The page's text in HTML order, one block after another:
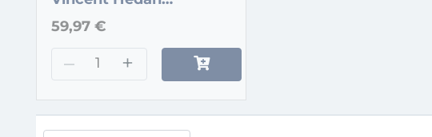
(Dreams)
59,97 €
– +